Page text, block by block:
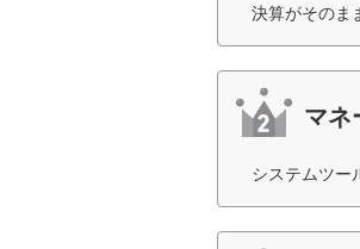
決算がそのま
マネ
システムツー